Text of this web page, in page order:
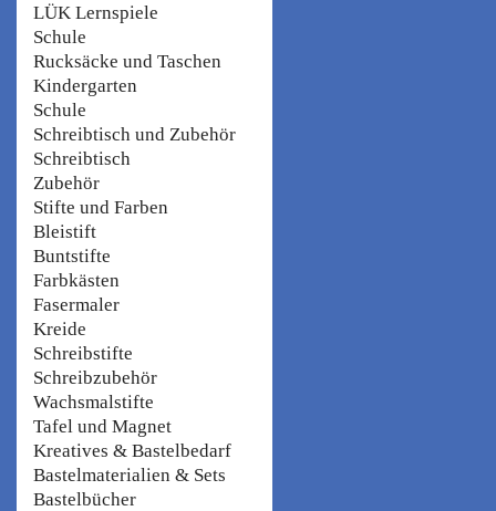
LÜK Lernspiele
Schule
Rucksäcke und Taschen
Kindergarten
Schule
Schreibtisch und Zubehör
Schreibtisch
Zubehör
Stifte und Farben
Bleistift
Buntstifte
Farbkästen
Fasermaler
Kreide
Schreibstifte
Schreibzubehör
Wachsmalstifte
Tafel und Magnet
Kreatives & Bastelbedarf
Bastelmaterialien & Sets
Bastelbücher